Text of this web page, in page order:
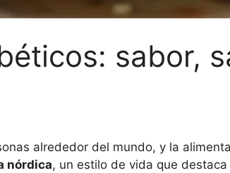
sabor,
alrededor del mundo, y la
nórdica, un estilo de vida que